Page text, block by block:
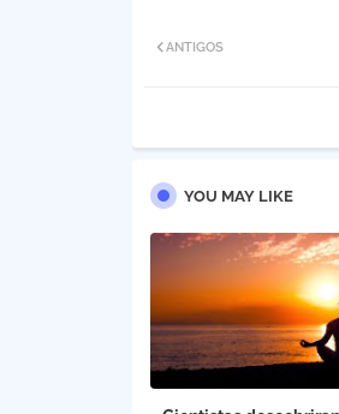
ANTIGOS
YOU MAY LIKE